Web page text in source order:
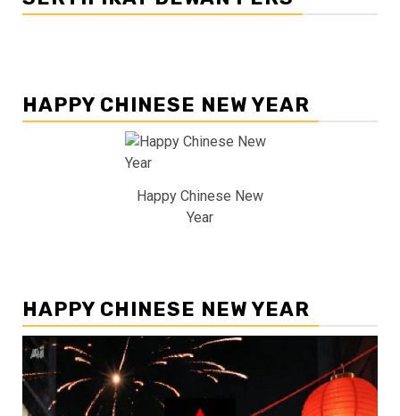
HAPPY CHINESE NEW YEAR
Happy Chinese New
Year
HAPPY CHINESE NEW YEAR
Pemutar